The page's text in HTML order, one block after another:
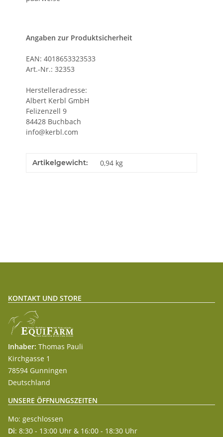
Angaben zur Produktsicherheit
EAN: 4018653323533
Art.-Nr.: 32353
Herstelleradresse:
Albert Kerbl GmbH
Felizenzell 9
84428 Buchbach
info@kerbl.com
Artikelgewicht: 0,94 kg
KONTAKT UND STORE
Inhaber: Thomas Pauli
Kirchgasse 1
78594 Gunningen
Deutschland
UNSERE ÖFFNUNGSZEITEN
Mo: geschlossen
Di: 8:30 - 13:00 Uhr & 16:00 - 18:30 Uhr